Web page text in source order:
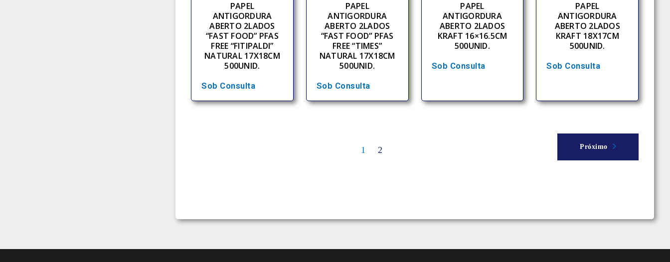
PAPEL
ANTIGORDURA
ABERTO 2LADOS
“FAST FOOD” PFAS
FREE “FITIPALDI”
NATURAL 17X18CM
500UNID.
Sob Consulta
PAPEL
ANTIGORDURA
ABERTO 2LADOS
“FAST FOOD” PFAS
FREE “TIMES”
NATURAL 17X18CM
500UNID.
Sob Consulta
PAPEL
ANTIGORDURA
ABERTO 2LADOS
KRAFT 16×16.5CM
500UNID.
Sob Consulta
PAPEL
ANTIGORDURA
ABERTO 2LADOS
KRAFT 18X17CM
500UNID.
Sob Consulta
1 2 Próximo